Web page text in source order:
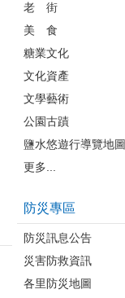
老 街
美 食
糖業文化
文化資產
文學藝術
公園古蹟
鹽水悠遊行導覽地圖
更多...
防災專區
防災訊息公告
災害防救資訊
各里防災地圖